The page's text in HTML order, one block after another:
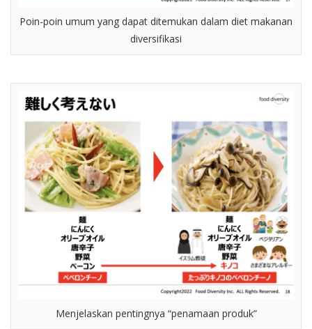
Poin-poin umum yang dapat ditemukan dalam diet makanan
diversifikasi
Menjelaskan pentingnya “penamaan produk”